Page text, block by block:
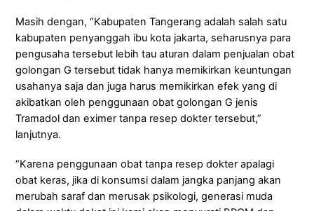
Masih dengan, “Kabupaten Tangerang adalah salah satu
kabupaten penyanggah ibu kota jakarta, seharusnya para
pengusaha tersebut lebih tau aturan dalam penjualan obat
golongan G tersebut tidak hanya memikirkan keuntungan
usahanya saja dan juga harus memikirkan efek yang di
akibatkan oleh penggunaan obat golongan G jenis
Tramadol dan eximer tanpa resep dokter tersebut,”
lanjutnya.
“Karena penggunaan obat tanpa resep dokter apalagi
obat keras, jika di konsumsi dalam jangka panjang akan
merubah saraf dan merusak psikologi, generasi muda